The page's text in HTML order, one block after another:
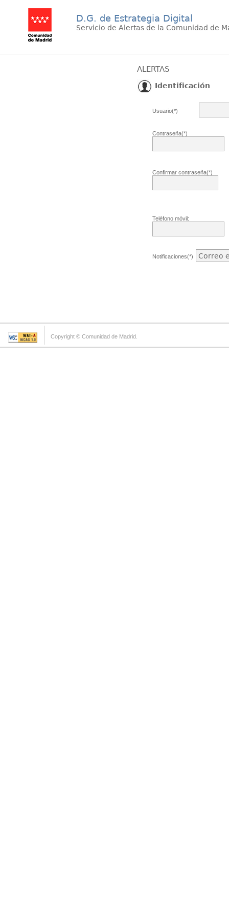
D.G. de Estrategia Digital
Servicio de Alertas de la Comunidad de
ALERTAS
Identificación
Usuario(*)
Contraseña(*)
Confirmar contraseña(*)
Teléfono móvil:
Notificaciones(*)
Copyright © Comunidad de Madrid.